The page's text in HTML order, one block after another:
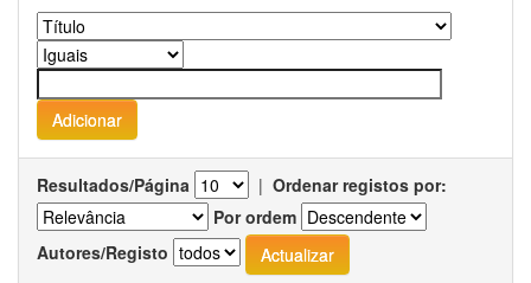
Resultados/Página | Ordenar registos por:
Por ordem
Autores/Registo